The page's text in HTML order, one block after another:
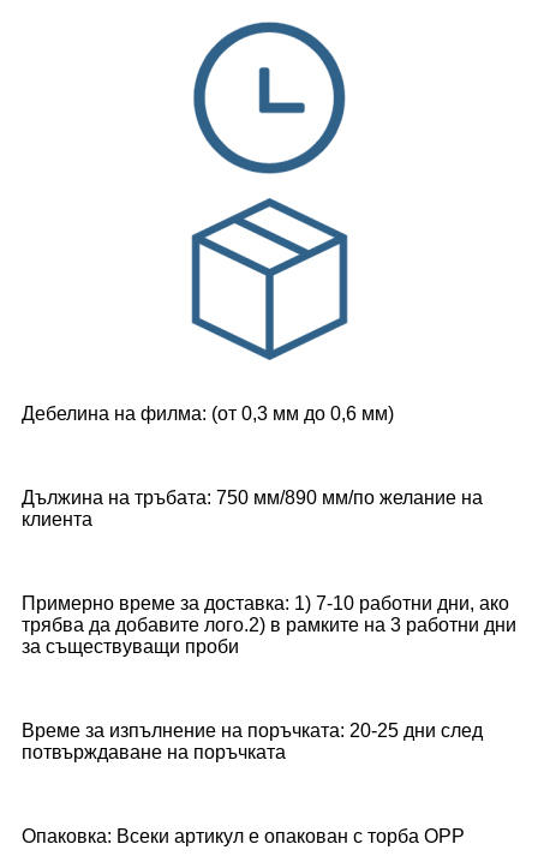
Дебелина на филма: (от 0,3 мм до 0,6 мм)
Дължина на тръбата: 750 мм/890 мм/по желание на
клиента
Примерно време за доставка: 1) 7-10 работни дни, ако
трябва да добавите лого.2) в рамките на 3 работни дни
за съществуващи проби
Време за изпълнение на поръчката: 20-25 дни след
потвърждаване на поръчката
Опаковка: Всеки артикул е опакован с торба OPP